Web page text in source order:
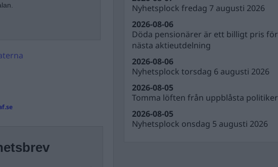
Nyhetsplock fredag 7 augusti 2026
Döda pensionärer är ett billigt pris för
nästa aktieutdelning
2026-08-06
Nyhetsplock torsdag 6 augusti 2026
2026-08-06
Tomma löften från uppblåsta politiker
2026-08-05
Nyhetsplock onsdag 5 augusti 2026
2026-08-05